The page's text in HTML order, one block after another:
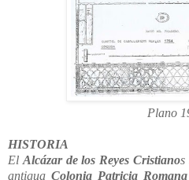
Plano
HISTORIA
El Alcázar de los Reyes Cristianos
antigua Colonia Patricia